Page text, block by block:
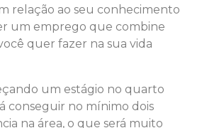
relação ao seu conhecimento
um emprego que combine
quer fazer na sua vida
um estágio no quarto
conseguir no mínimo dois
na área, o que será muito